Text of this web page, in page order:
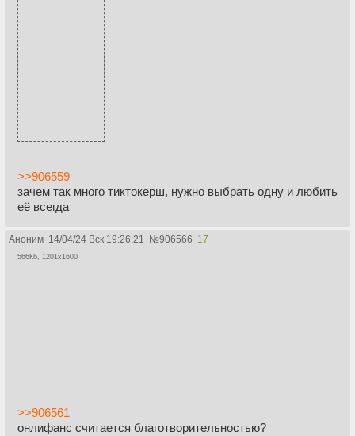
>>906559
зачем так много тиктокерш, нужно выбрать одну и любить
её всегда
Аноним 14/04/24 Вск 19:26:21 №906566 17
566Кб, 1201x1600
>>906561
онлифанс считается благотворительностью?